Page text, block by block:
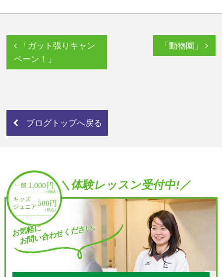
「動物園」
「ガット張りキャン
ペーン！」
ブログトップへ戻る
＼体験レッスン受付中!／
お気軽に
お問い合わせください。